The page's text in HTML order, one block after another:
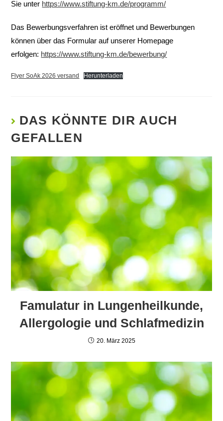
Sie unter https://www.stiftung-km.de/programm/
Das Bewerbungsverfahren ist eröffnet und Bewerbungen
können über das Formular auf unserer Homepage
erfolgen: https://www.stiftung-km.de/bewerbung/
Flyer SoAk 2026 versand Herunterladen
DAS KÖNNTE DIR AUCH
GEFALLEN
Famulatur in Lungenheilkunde,
Allergologie und Schlafmedizin
20. März 2025